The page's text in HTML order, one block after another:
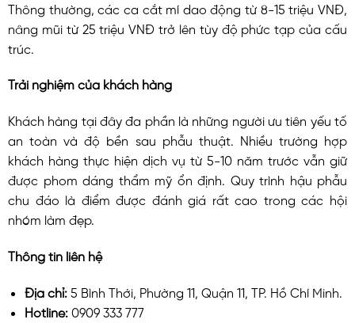
Thông thường, các ca cắt mí dao động từ 8-15 triệu VNĐ,
nâng mũi từ 25 triệu VNĐ trở lên tùy độ phức tạp của cấu
trúc.
Trải nghiệm của khách hàng
Khách hàng tại đây đa phần là những người ưu tiên yếu tố
an toàn và độ bền sau phẫu thuật. Nhiều trường hợp
khách hàng thực hiện dịch vụ từ 5-10 năm trước vẫn giữ
được phom dáng thẩm mỹ ổn định. Quy trình hậu phẫu
chu đáo là điểm được đánh giá rất cao trong các hội
nhóm làm đẹp.
Thông tin liên hệ
Địa chỉ: 5 Bình Thới, Phường 11, Quận 11, TP. Hồ Chí Minh.
Hotline: 0909 333 777